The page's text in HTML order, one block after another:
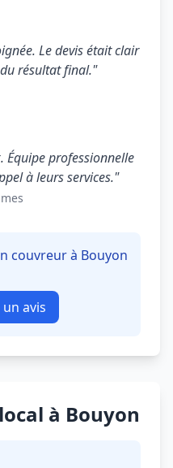
Le devis était clair
résultat final."
professionnelle
à leurs services."
couvreur à Bouyon
un avis
à Bouyon